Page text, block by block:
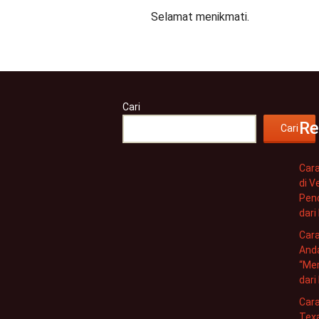
Selamat menikmati.
Cari
Cari
di
dari
dari